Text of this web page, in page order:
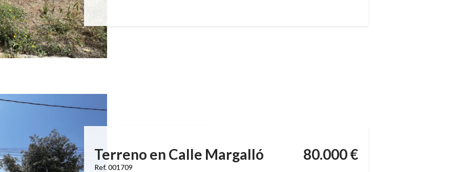
Terreno en Calle Margalló
Ref. 001709
80.000 €